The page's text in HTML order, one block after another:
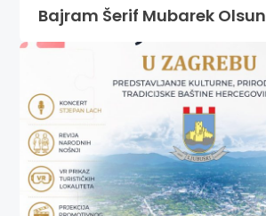
Bajram Šerif Mubarek Olsun